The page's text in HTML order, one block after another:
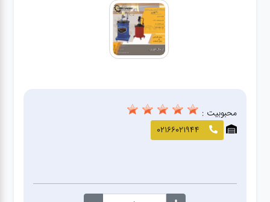
لوازم
معاینه
محبوبیت :
02166021944